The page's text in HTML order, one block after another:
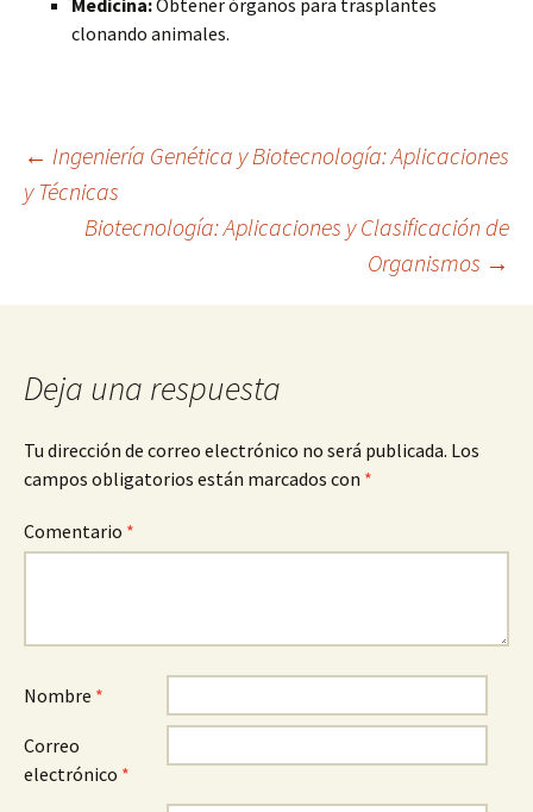
Medicina:Obtener órganos para trasplantes
clonando animales.
Navegación
entradas
← Ingeniería Genética y Biotecnología: Aplicaciones
y Técnicas
Biotecnología: Aplicaciones y Clasificación de
Organismos →
Deja una respuesta
Tu dirección de correo electrónico no será publicada. Los
campos obligatorios están marcados con *
Comentario *
Nombre *
Correo
electrónico *